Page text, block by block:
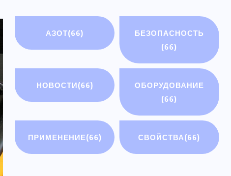
АЗОТ(66)
БЕЗОПАСНОСТЬ
(66)
НОВОСТИ(66)
ОБОРУДОВАНИЕ
(66)
ПРИМЕНЕНИЕ(66) СВОЙСТВА(66)